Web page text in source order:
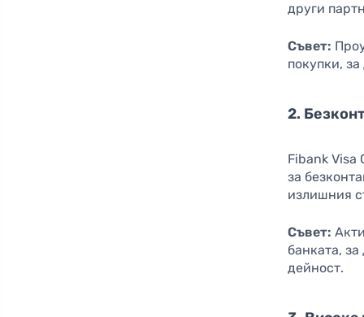
други
Съвет:
покупки,
2.
Fibank Visa
за
излишния
Съвет:
банката,
дейност.